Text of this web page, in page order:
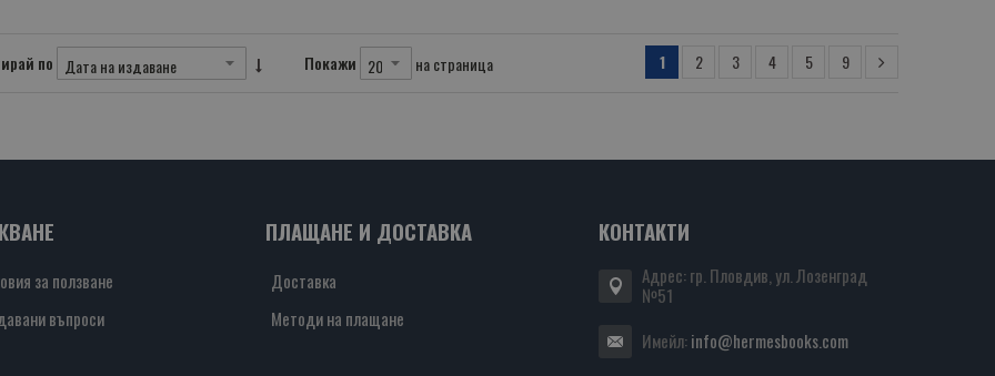
по Покажи на страница 1 2 3 4 5 9
за ползване
въпроси
ПЛАЩАНЕ И ДОСТАВКА
Доставка
Методи на плащане
КОНТАКТИ
Адрес: гр. Пловдив, ул. Лозенград
№51
Имейл:info@hermesbooks.com